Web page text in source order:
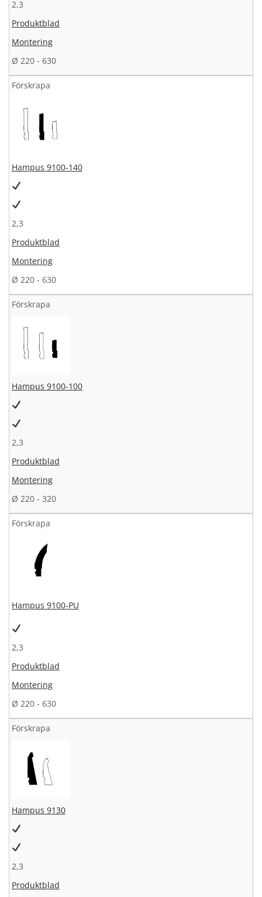
2,3
Produktblad
Montering
Ø 220 - 630
Förskrapa
Hampus 9100-140
2,3
Produktblad
Montering
Ø 220 - 630
Förskrapa
Hampus 9100-100
2,3
Produktblad
Montering
Ø 220 - 320
Förskrapa
Hampus 9100-PU
2,3
Produktblad
Montering
Ø 220 - 630
Förskrapa
Hampus 9130
2,3
Produktblad